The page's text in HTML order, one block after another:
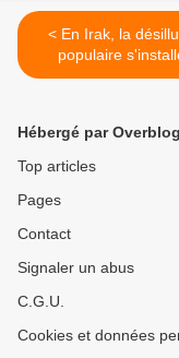
< En Irak, la désillusion
populaire
l'approche des
Hébergé par Overblog
Top articles
Pages
Contact
Signaler un abus
C.G.U.
Cookies et données